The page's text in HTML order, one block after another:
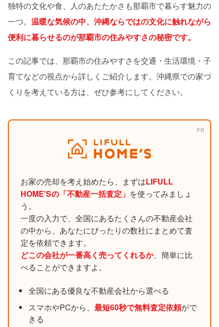
独特の文化や食、人のあたたかさも那覇市で暮らす魅力の
一つ。 温暖な気候の中、沖縄ならではの文化に触れながら
便利に暮らせるのが那覇市の住みやすさの秘密です。
この記事では、那覇市の住みやすさを交通・生活環境・子
育てなどの視点から詳しくご紹介します。沖縄県での家づ
くりを考えている方は、ぜひ参考にしてください。
お家の売却を考え始めたら、まずはLIFULL
HOME'Sの「不動産一括査定」 を使ってみましょ
う。
一度の入力で、全国にあるたくさんの不動産会社
の中から、あなたにぴったりの数社にまとめて査
定を依頼できます。
どこの会社が一番高く売ってくれるか、簡単に比
べることができますよ。
全国にある優良な不動産会社から選べる
スマホやPCから、 最短60秒で無料査定依頼がで
きる